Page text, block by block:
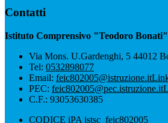
Contatti
Istituto Comprensivo "Teodoro
Via Mons. U.Gardenghi, 5 44012
Tel: 0532898077
Email: feic802005@istruzione.it
PEC: feic802005@pec.istruzione.it
C.F.: 93053630385
CODICE iPA istsc_feic802005